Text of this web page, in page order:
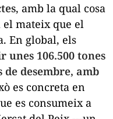
, amb la qual cosa
mateix que el
En global, els
unes 106.500 tones
de desembre, amb
es concreta en
es consumeix a